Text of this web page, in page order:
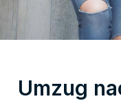
Umzug